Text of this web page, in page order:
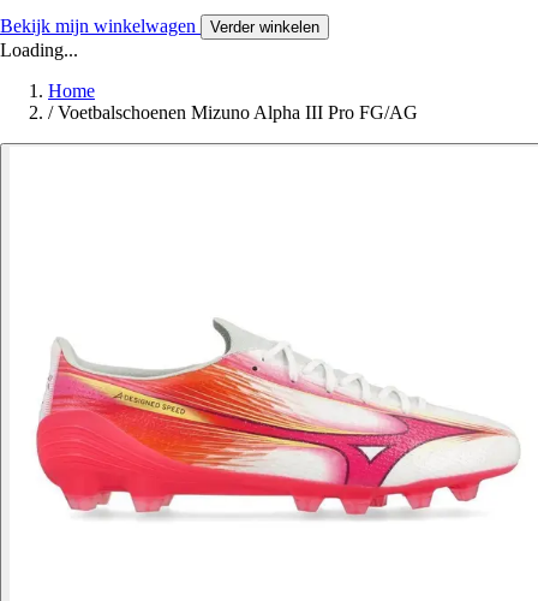
Bekijk mijn winkelwagen Verder winkelen
Loading...
Home
/ Voetbalschoenen Mizuno Alpha III Pro FG/AG